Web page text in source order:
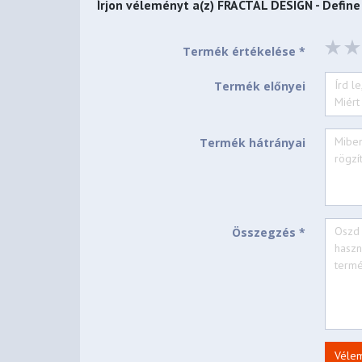
Left side panel
Industrial sound-damped steel or tempered glass
Írjon véleményt a(z) FRACTAL DESIGN -
Termék értékelése *
Termék előnyei
Termék hátrányai
Összegzés *